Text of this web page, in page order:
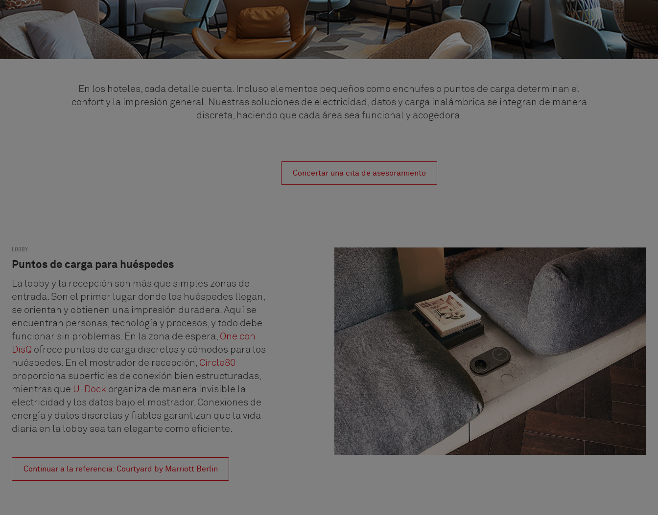
En los hoteles, cada detalle cuenta. Incluso elementos pequeños como enchufes o puntos de carga determinan el
confort y la impresión general. Nuestras soluciones de electricidad, datos y carga inalámbrica se integran de manera
discreta, haciendo que cada área sea funcional y acogedora.
Concertar una cita de asesoramiento
LOBBY
Puntos de carga para huéspedes
La lobby y la recepción son más que simples zonas de
entrada. Son el primer lugar donde los huéspedes llegan,
se orientan y obtienen una impresión duradera. Aquí se
encuentran personas, tecnología y procesos, y todo debe
funcionar sin problemas. En la zona de espera, One con
DisQ ofrece puntos de carga discretos y cómodos para los
huéspedes. En el mostrador de recepción, Circle80
proporciona superficies de conexión bien estructuradas,
mientras que U-Dock organiza de manera invisible la
electricidad y los datos bajo el mostrador. Conexiones de
energía y datos discretas y fiables garantizan que la vida
diaria en la lobby sea tan elegante como eficiente.
Continuar a la referencia: Courtyard by Marriott Berlin